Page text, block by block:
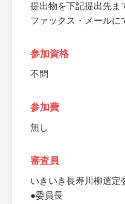
提出物を下記提出先ま
ファックス・メールに
参加資格
不問
参加費
無し
審査員
いきいき長寿川柳選定
●委員長